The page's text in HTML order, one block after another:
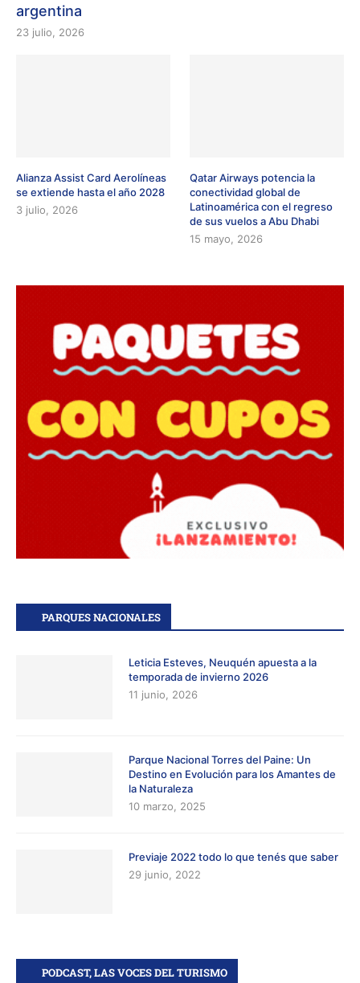
argentina
23 julio, 2026
Alianza Assist Card Aerolíneas
se extiende hasta el año 2028
3 julio, 2026
Qatar Airways potencia la
conectividad global de
Latinoamérica con el regreso
de sus vuelos a Abu Dhabi
15 mayo, 2026
PARQUES NACIONALES
Leticia Esteves, Neuquén apuesta a la
temporada de invierno 2026
11 junio, 2026
Parque Nacional Torres del Paine: Un
Destino en Evolución para los Amantes de
la Naturaleza
10 marzo, 2025
Previaje 2022 todo lo que tenés que saber
29 junio, 2022
PODCAST, LAS VOCES DEL TURISMO